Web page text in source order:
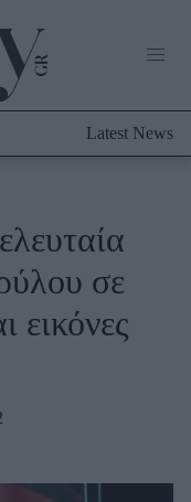
Latest News
σε
εικόνες